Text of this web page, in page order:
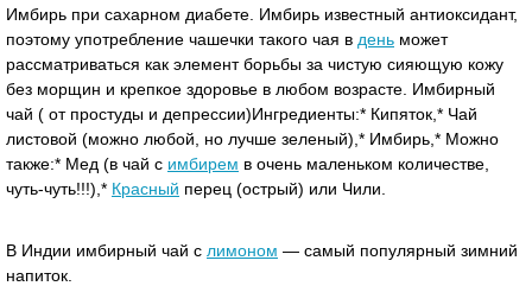
Имбирь при сахарном диабете. Имбирь известный антиоксидант,
поэтому употребление чашечки такого чая в день может
рассматриваться как элемент борьбы за чистую сияющую кожу
без морщин и крепкое здоровье в любом возрасте. Имбирный
чай ( от простуды и депрессии)Ингредиенты:* Кипяток,* Чай
листовой (можно любой, но лучше зеленый),* Имбирь,* Можно
также:* Мед (в чай с имбирем в очень маленьком количестве,
чуть-чуть!!!),* Красный перец (острый) или Чили.
В Индии имбирный чай с лимоном — самый популярный зимний
напиток.